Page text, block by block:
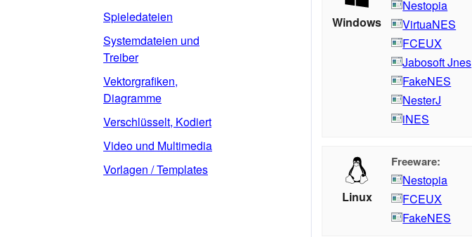
Spieledateien
Systemdateien und
Treiber
Vektorgrafiken,
Diagramme
Verschlüsselt, Kodiert
Video und Multimedia
Vorlagen / Templates
Windows
Nestopia
VirtuaNES
FCEUX
Jabosoft Jnes
FakeNES
NesterJ
iNES
Linux
Freeware:
Nestopia
FCEUX
FakeNES